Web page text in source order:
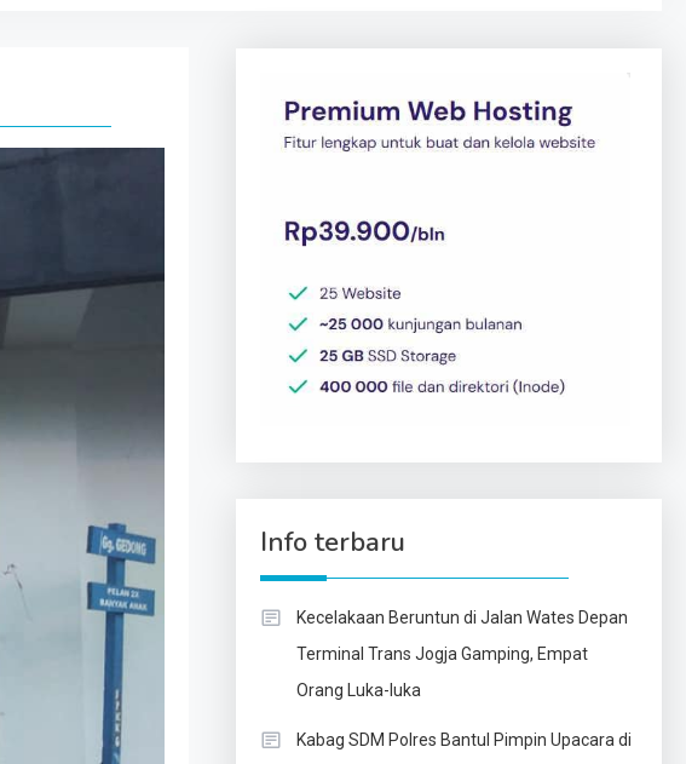
Info terbaru
Kecelakaan Beruntun di Jalan Wates Depan
Terminal Trans Jogja Gamping, Empat
Orang Luka-luka
Kabag SDM Polres Bantul Pimpin Upacara di